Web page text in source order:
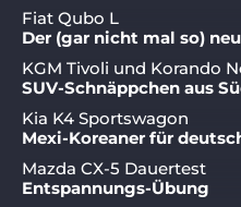
Fiat Qubo L
Der (gar nicht mal so)
KGM Tivoli und Korando
SUV-Schnäppchen aus
Kia K4 Sportswagon
Mexi-Koreaner für
Mazda CX-5 Dauertest
Entspannungs-Übung